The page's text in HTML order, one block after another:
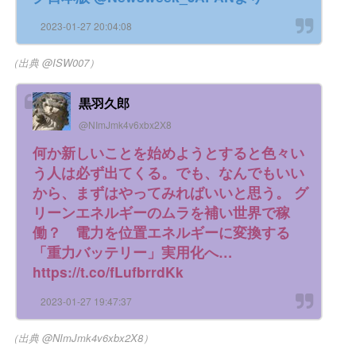
2023-01-27 20:04:08
（出典 @ISW007）
黒羽久郎
@NImJmk4v6xbx2X8
何か新しいことを始めようとすると色々い
う人は必ず出てくる。でも、なんでもいい
から、まずはやってみればいいと思う。 グ
リーンエネルギーのムラを補い世界で稼
働？ 電力を位置エネルギーに変換する
「重力バッテリー」実用化へ…
https://t.co/fLufbrrdKk
2023-01-27 19:47:37
（出典 @NImJmk4v6xbx2X8）